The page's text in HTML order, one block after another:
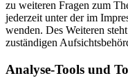
zu weiteren Fragen zum
jederzeit unter der im
wenden. Des Weiteren
zuständigen
Analyse-Tools und